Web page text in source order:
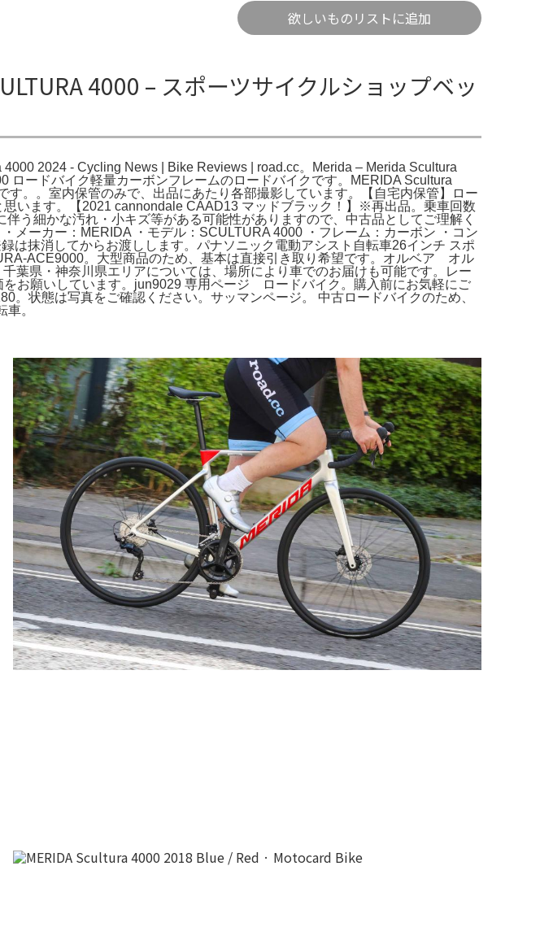
欲しいものリストに追加
4000 – スポーツサイクルショップベッ
2024 - Cycling News | Bike Reviews | road.cc。Merida – Merida Scultura
ードバイク軽量カーボンフレームのロードバイクです。MERIDA Scultura
。。室内保管のみで、出品にあたり各部撮影しています。【自宅内保管】ロー
います。【2021 cannondale CAAD13 マッドブラック！】※再出品。乗車回数
う細かな汚れ・小キズ等がある可能性がありますので、中古品としてご理解く
カー：MERIDA ・モデル：SCULTURA 4000 ・フレーム：カーボン ・コン
は抹消してからお渡しします。パナソニック電動アシスト自転車26インチ スポ
ACE9000。大型商品のため、基本は直接引き取り希望です。オルベア オル
県・神奈川県エリアについては、場所により車でのお届けも可能です。レー
お願いしています。jun9029 専用ページ ロードバイク。購入前にお気軽にご
状態は写真をご確認ください。サッマンページ。 中古ロードバイクのため、
。